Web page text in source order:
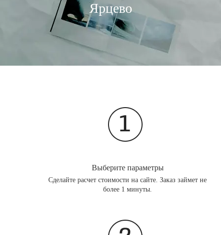
Ярцево
Выберите параметры
Сделайте расчет стоимости на сайте. Заказ займет не
более 1 минуты.